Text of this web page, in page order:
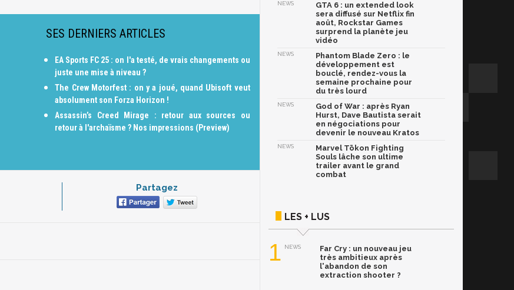
SES DERNIERS ARTICLES
EA Sports FC 25 : on l'a testé, de vrais changements ou
juste une mise à niveau ?
The Crew Motorfest : on y a joué, quand Ubisoft veut
absolument son Forza Horizon !
Assassin’s Creed Mirage : retour aux sources ou
retour à l'archaïsme ? Nos impressions (Preview)
Partagez
NEWS
GTA 6 : un extended look
sera diffusé sur Netflix fin
août, Rockstar Games
surprend la planète jeu
vidéo
NEWS
Phantom Blade Zero : le
développement est
bouclé, rendez-vous la
semaine prochaine pour
du très lourd
NEWS
God of War : après Ryan
Hurst, Dave Bautista serait
en négociations pour
devenir le nouveau Kratos
NEWS
Marvel Tōkon Fighting
Souls lâche son ultime
trailer avant le grand
combat
LES + LUS
1 NEWS
Far Cry : un nouveau jeu
très ambitieux après
l'abandon de son
extraction shooter ?